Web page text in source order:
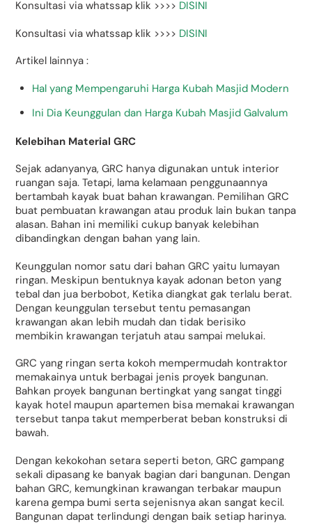
Konsultasi via whatssap klik >>>> DISINI
Konsultasi via whatssap klik >>>> DISINI
Artikel lainnya :
Hal yang Mempengaruhi Harga Kubah Masjid Modern
Ini Dia Keunggulan dan Harga Kubah Masjid Galvalum
Kelebihan Material GRC
Sejak adanyanya, GRC hanya digunakan untuk interior
ruangan saja. Tetapi, lama kelamaan penggunaannya
bertambah kayak buat bahan krawangan. Pemilihan GRC
buat pembuatan krawangan atau produk lain bukan tanpa
alasan. Bahan ini memiliki cukup banyak kelebihan
dibandingkan dengan bahan yang lain.
Keunggulan nomor satu dari bahan GRC yaitu lumayan
ringan. Meskipun bentuknya kayak adonan beton yang
tebal dan jua berbobot, Ketika diangkat gak terlalu berat.
Dengan keunggulan tersebut tentu pemasangan
krawangan akan lebih mudah dan tidak berisiko
membikin krawangan terjatuh atau sampai melukai.
GRC yang ringan serta kokoh mempermudah kontraktor
memakainya untuk berbagai jenis proyek bangunan.
Bahkan proyek bangunan bertingkat yang sangat tinggi
kayak hotel maupun apartemen bisa memakai krawangan
tersebut tanpa takut memperberat beban konstruksi di
bawah.
Dengan kekokohan setara seperti beton, GRC gampang
sekali dipasang ke banyak bagian dari bangunan. Dengan
bahan GRC, kemungkinan krawangan terbakar maupun
karena gempa bumi serta sejenisnya akan sangat kecil.
Bangunan dapat terlindungi dengan baik setiap harinya.